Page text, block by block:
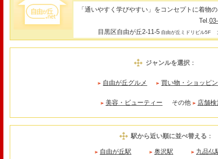
「通いやすく学びやすい」をコンセプトに着物
Tel.
目黒区自由が丘2-11-5 自由が丘ミドリビル5F
ジャンルを選択：
自由が丘グルメ 買い物・ショッピ
美容・ビューティー その他 店舗
駅から近い順に並べ替える ：
自由が丘駅 奥沢駅 九品仏